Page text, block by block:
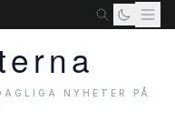
NYHETER PÅ